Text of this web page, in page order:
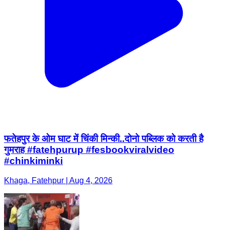
फतेहपुर के ओम घाट में चिंकी मिन्की..दोनो पब्लिक को करती है
गुमराह #fatehpurup #fesbookviralvideo
#chinkiminki
Khaga, Fatehpur | Aug 4, 2026